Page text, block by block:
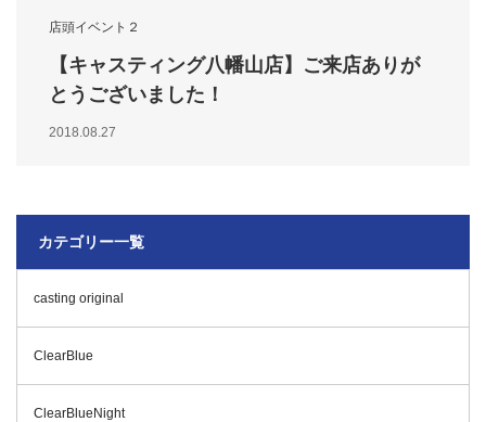
店頭イベント２
【キャスティング八幡山店】ご来店ありが
とうございました！
2018.08.27
カテゴリー一覧
casting original
ClearBlue
ClearBlueNight